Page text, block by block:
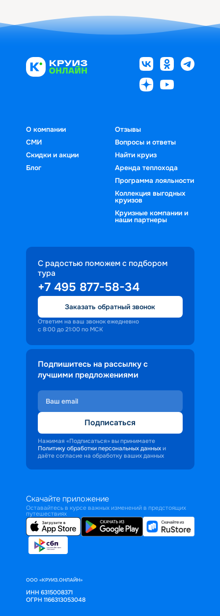
О компании
СМИ
Скидки и акции
Блог
Отзывы
Вопросы и ответы
Найти круиз
Аренда теплохода
Программа лояльности
Коллекция выгодных
круизов
Круизные компании и
наши партнеры
С радостью поможем с подбором
тура
+7 495 877-58-34
Заказать обратный звонок
Ответим на ваш звонок ежедневно
с 8:00 до 21:00 по МСК
Подпишитесь на рассылку с
лучшими предложениями
Подписаться
Нажимая «Подписаться» вы принимаете
Политику обработки персональных данных и
даёте согласие на обработку ваших данных
Скачайте приложение
Оставайтесь в курсе важных изменений в предстоящих
путешествиях
ООО «КРУИЗ.ОНЛАЙН»
ИНН 6315008371
ОГРН 1166313053048